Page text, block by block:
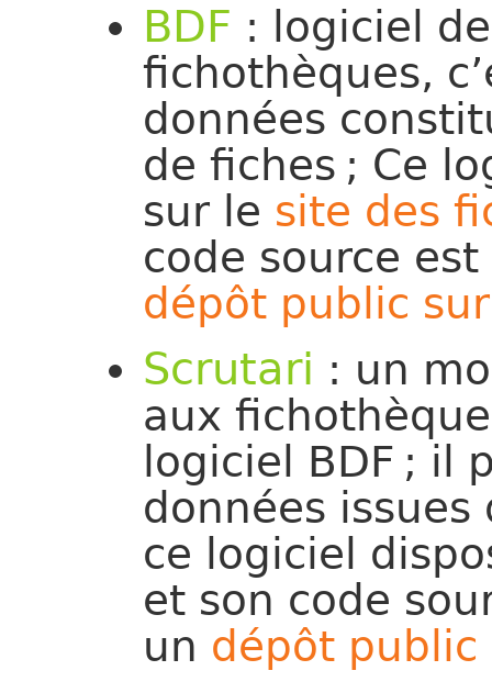
BDF : logiciel
fichothèques,
données
de fiches ; Ce
sur le site des
code source
dépôt public
Scrutari : un
aux
logiciel BDF ; il
données issues
ce logiciel
et son code
un dépôt public